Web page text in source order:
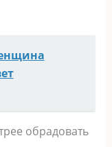
обрадовать